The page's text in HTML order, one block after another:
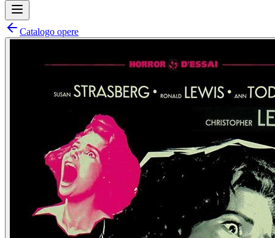
Catalogo opere